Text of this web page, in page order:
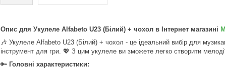
Опис для Укулеле Alfabeto U23 (Білий) + чохол в Інтернет магазині
🎶 Укулеле Alfabeto U23 (Білий) + чохол - це ідеальний вибір для
інструмент для гри. 💖 З цим укулеле ви зможете легко створити
🔑 Головні характеристики: